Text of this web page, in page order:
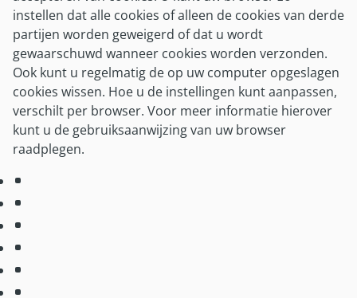
Mijn SZVK-app
Over ons
Over SZVK
Bureau SZVK
Historie
Onze partners
Nieuws
instellen dat alle cookies of alleen de cookies van derde
partijen worden geweigerd of dat u wordt
gewaarschuwd wanneer cookies worden verzonden.
Ook kunt u regelmatig de op uw computer opgeslagen
cookies wissen. Hoe u de instellingen kunt aanpassen,
verschilt per browser. Voor meer informatie hierover
kunt u de gebruiksaanwijzing van uw browser
raadplegen.